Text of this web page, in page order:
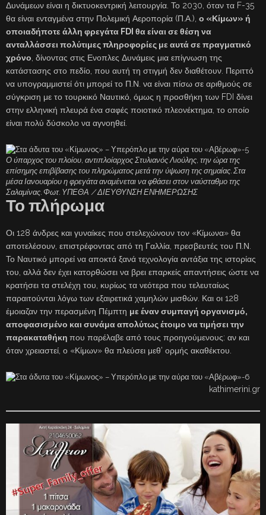
Δυνάμεων είναι η δικτυοκεντρική λειτουργία. Το 2030, όταν τα F-35
θα είναι ενταγμένα στην Πολεμική Αεροπορία (Π.Α.), ο «Κίμων» ή
οποιαδήποτε άλλη φρεγάτα FDI θα είναι σε θέση να
ανταλλάσσει πολύτιμες πληροφορίες με αυτά σε πραγματικό
χρόνο, δίνοντας στις Ενοπλες Δυνάμεις μια επίγνωση της
κατάστασης στο πεδίο, που αυτή τη στιγμή δεν διαθέτουν. Περιττό
να υπογραμμιστεί ότι μπορεί το Π.Ν. να είναι πίσω σε αριθμούς σε
σύγκριση με το τουρκικό Ναυτικό, όμως η προσθήκη των FDI δίνει
στην ελληνική πλευρά ένα σαφές ποιοτικό πλεονέκτημα, το οποίο
είναι πολύ δύσκολο να αγνοηθεί.
Ο ύπαρχος του πλοίου, αντιπλοίαρχος Στυλιανός Λιούλης, την ώρα της
επίσημης επιβίβασης του πληρώματος μετά την ύψωση της σημαίας. Στα
μέσα Ιανουαρίου η φρεγάτα αναμένεται να φθάσει στον ναύσταθμο της
Σαλαμίνας. Φωτ. ΥΠΕΘΑ / ΔΙΕΥΘΥΝΣΗ ΕΝΗΜΕΡΩΣΗΣ
Το πλήρωμα
Οι 128 άνδρες και γυναίκες που στελεχώνουν τον «Κίμωνα» θα
αποτελέσουν, επιστρέφοντας από τη Γαλλία, πρεσβευτές του Π.Ν.
Το Ναυτικό μπορεί να αποκτά ξανά τεχνολογία αντάξια της ιστορίας
του, αλλά δεν έχει κατορθώσει να βρει επαρκείς απαντήσεις ώστε να
κρατήσει τα στελέχη του, κυρίως τα νεότερα που τελευταίως
παραιτούνται λόγω των εξαιρετικά χαμηλών μισθών. Και οι 128
έμοιαζαν την περασμένη Πέμπτη με έναν συμπαγή οργανισμό,
αποφασισμένο και συνάμα απολύτως έτοιμο να τιμήσει την
παρακαταθήκη που παρέλαβε από τους προηγούμενους: αν και
όταν χρειαστεί, ο «Κίμων» θα πλεύσει μεθ’ ορμής ακαθέκτου.
kathimerini.gr